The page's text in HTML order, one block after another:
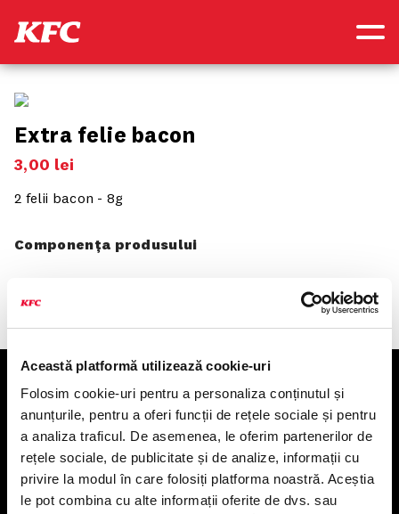
Această platformă utilizează cookie-uri
Folosim cookie-uri pentru a personaliza conținutul și
anunțurile, pentru a oferi funcții de rețele sociale și pentru
a analiza traficul. De asemenea, le oferim partenerilor de
rețele sociale, de publicitate și de analize, informații cu
privire la modul în care folosiți platforma noastră. Aceștia
le pot combina cu alte informații oferite de dvs. sau
Extra felie bacon
3,00 lei
2 felii bacon - 8g
Componența produsului
KFC
Meniu livrare
Meniu ridicare
Nutriționale și Alergeni
Abonare Newsletter